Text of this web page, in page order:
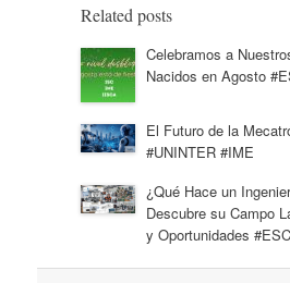
Related posts
Celebramos a
Nacidos en Agosto
El Futuro de la
#UNINTER #IME
¿Qué Hace un
Descubre su Campo
y Oportunidades